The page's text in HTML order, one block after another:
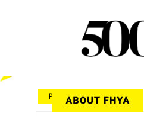
Parcourir